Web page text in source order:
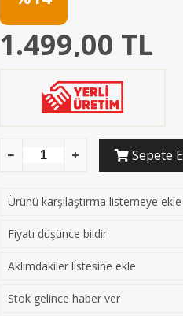
1.499,00 TL
Sepete
Ürünü karşılaştırma listemeye ekle
Fiyatı düşünce bildir
Aklımdakiler listesine ekle
Stok gelince haber ver